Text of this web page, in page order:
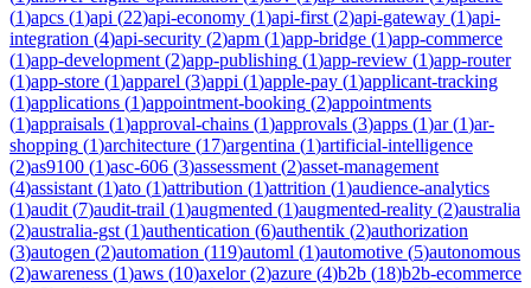
(1)apcs (1)api (22)api-economy (1)api-first (2)api-gateway (1)api-
integration (4)api-security (2)apm (1)app-bridge (1)app-commerce
(1)app-development (2)app-publishing (1)app-review (1)app-router
(1)app-store (1)apparel (3)appi (1)apple-pay (1)applicant-tracking
(1)applications (1)appointment-booking (2)appointments
(1)appraisals (1)approval-chains (1)approvals (3)apps (1)ar(1)ar-
shopping (1)architecture (17)argentina (1)artificial-intelligence
(2)as9100 (1)asc-606 (3)assessment (2)asset-management
(4)assistant (1)ato (1)attribution (1)attrition (1)audience-analytics
(1)audit (7)audit-trail (1)augmented (1)augmented-reality (2)australia
(2)australia-gst (1)authentication (6)authentik (2)authorization
(3)autogen (2)automation (119)automl (1)automotive (5)autonomous
(2)awareness (1)aws (10)axelor(2)azure (4)b2b (18)b2b-ecommerce